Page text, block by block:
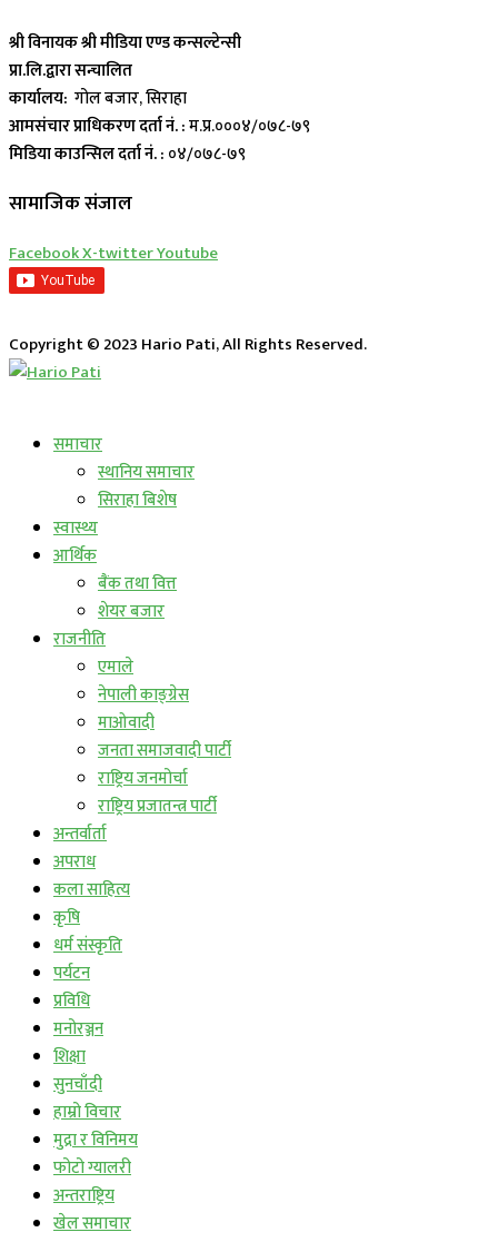
श्री विनायक श्री मीडिया एण्ड कन्सल्टेन्सी
प्रा.लि.द्वारा सन्चालित
कार्यालय: गोल बजार, सिराहा
आमसंचार प्राधिकरण दर्ता नं. :म.प्र.०००४/०७८-७९
मिडिया काउन्सिल दर्ता नं. : ०४/०७८-७९
सामाजिक संजाल
FacebookX-twitterYoutube
Copyright © 2023 Hario Pati, All Rights Reserved.
समाचार
स्थानिय समाचार
सिराहा बिशेष
स्वास्थ्य
आर्थिक
बैंक तथा वित्त
शेयर बजार
राजनीति
एमाले
नेपाली काङ्ग्रेस
माओवादी
जनता समाजवादी पार्टी
राष्ट्रिय जनमोर्चा
राष्ट्रिय प्रजातन्त्र पार्टी
अन्तर्वार्ता
अपराध
कला साहित्य
कृषि
धर्म संस्कृति
पर्यटन
प्रविधि
मनोरञ्जन
शिक्षा
सुनचाँदी
हाम्रो विचार
मुद्रा र विनिमय
फोटो ग्यालरी
अन्तराष्ट्रिय
खेल समाचार